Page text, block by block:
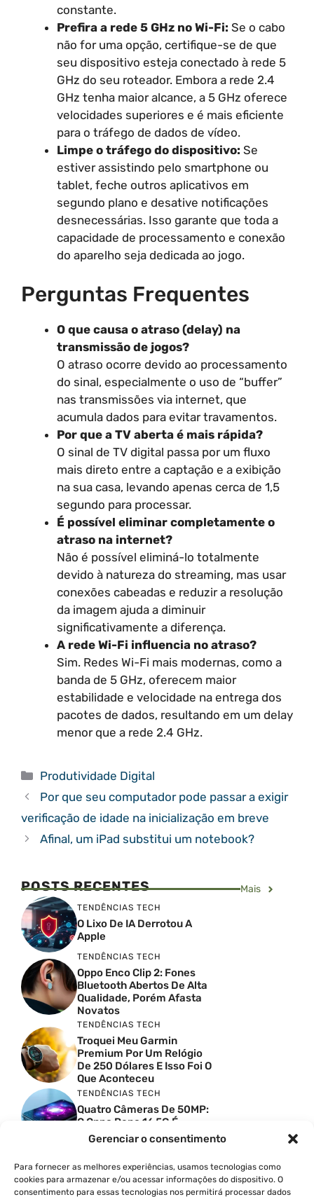
Gerenciar o consentimento
Para fornecer as melhores experiências, usamos tecnologias como
cookies para armazenar e/ou acessar informações do dispositivo. O
consentimento para essas tecnologias nos permitirá processar dados
constante.
Prefira a rede 5 GHz no Wi-Fi: Se o cabo
não for uma opção, certifique-se de que
seu dispositivo esteja conectado à rede 5
GHz do seu roteador. Embora a rede 2.4
GHz tenha maior alcance, a 5 GHz oferece
velocidades superiores e é mais eficiente
para o tráfego de dados de vídeo.
Limpe o tráfego do dispositivo: Se
estiver assistindo pelo smartphone ou
tablet, feche outros aplicativos em
segundo plano e desative notificações
desnecessárias. Isso garante que toda a
capacidade de processamento e conexão
do aparelho seja dedicada ao jogo.
Perguntas Frequentes
O que causa o atraso (delay) na
transmissão de jogos?
O atraso ocorre devido ao processamento
do sinal, especialmente o uso de “buffer”
nas transmissões via internet, que
acumula dados para evitar travamentos.
Por que a TV aberta é mais rápida?
O sinal de TV digital passa por um fluxo
mais direto entre a captação e a exibição
na sua casa, levando apenas cerca de 1,5
segundo para processar.
É possível eliminar completamente o
atraso na internet?
Não é possível eliminá-lo totalmente
devido à natureza do streaming, mas usar
conexões cabeadas e reduzir a resolução
da imagem ajuda a diminuir
significativamente a diferença.
A rede Wi-Fi influencia no atraso?
Sim. Redes Wi-Fi mais modernas, como a
banda de 5 GHz, oferecem maior
estabilidade e velocidade na entrega dos
pacotes de dados, resultando em um delay
menor que a rede 2.4 GHz.
Categorias
Produtividade Digital
Por que seu computador pode passar a exigir
verificação de idade na inicialização em breve
Afinal, um iPad substitui um notebook?
POSTS RECENTES Mais
TENDÊNCIAS TECH
O Lixo De IA Derrotou A
Apple
TENDÊNCIAS TECH
Oppo Enco Clip 2: Fones
Bluetooth Abertos De Alta
Qualidade, Porém Afasta
Novatos
TENDÊNCIAS TECH
Troquei Meu Garmin
Premium Por Um Relógio
De 250 Dólares E Isso Foi O
Que Aconteceu
TENDÊNCIAS TECH
Quatro Câmeras De 50MP:
O Oppo Reno 16 5G É
Absurdo
Comparativo De
Especificações Entre O
Vivo X300 Ultra E O